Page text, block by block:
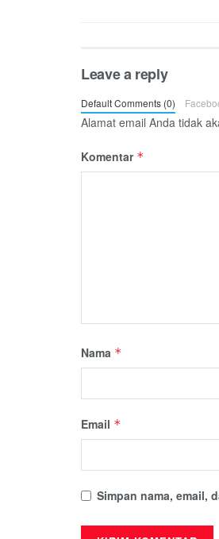
Leave a reply
Default Comments (0)
Alamat email Anda tidak
Komentar *
Nama *
Email *
Simpan nama, email,